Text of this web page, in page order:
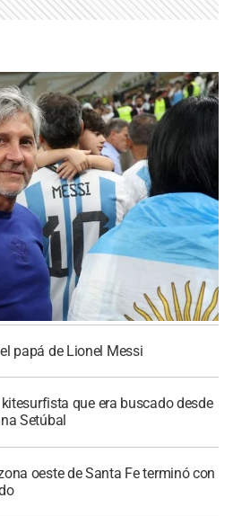
papá de Lionel Messi
que era buscado desde
Setúbal
oeste de Santa Fe terminó con